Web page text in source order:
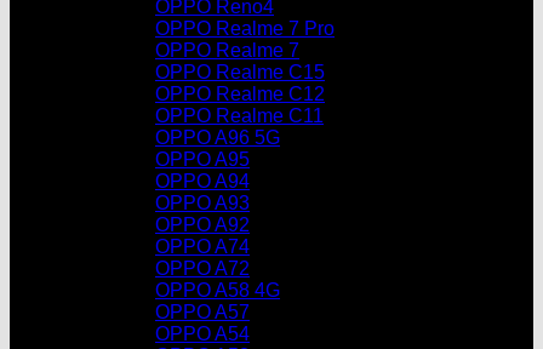
OPPO Reno4
OPPO Realme 7 Pro
OPPO Realme 7
OPPO Realme C15
OPPO Realme C12
OPPO Realme C11
OPPO A96 5G
OPPO A95
OPPO A94
OPPO A93
OPPO A92
OPPO A74
OPPO A72
OPPO A58 4G
OPPO A57
OPPO A54